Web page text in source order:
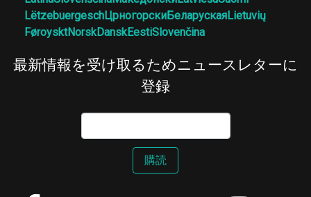
LëtzebuergeschЦрногорскиБеларускаяLietuvių
FøroysktNorskDanskEestiSlovenčina
最新情報を受け取るためニュースレターに
登録
購読